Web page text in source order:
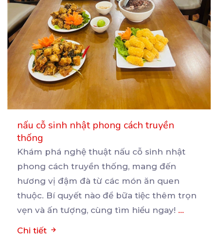
nấu cỗ sinh nhật phong cách truyền
thống
Khám phá nghệ thuật nấu cỗ sinh nhật
phong cách truyền thống, mang đến
hương vị đậm đà từ các món ăn quen
thuộc. Bí quyết nào để bữa tiệc thêm trọn
vẹn và ấn tượng, cùng tìm hiểu ngay! ...
Chi tiết